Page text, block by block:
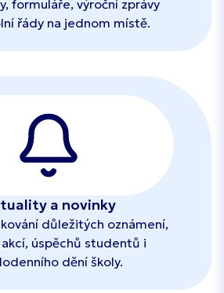
formuláře, výroční zprávy
řády na jednom místě.
a novinky
důležitých oznámení,
úspěchů studentů i
dění školy.